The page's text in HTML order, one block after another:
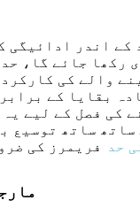
اندر ادائیگی
رکھا جائے گا،
والے کی
بقایا کے
ساتھ توسیع
حد فریمرز کی